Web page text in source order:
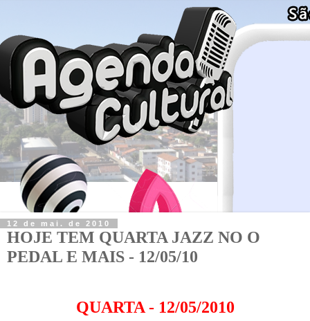
12 de mai. de 2010
HOJE TEM QUARTA JAZZ NO O
PEDAL E MAIS - 12/05/10
QUARTA - 12/05/2010